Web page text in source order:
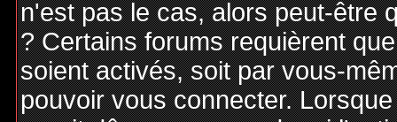
n'est pas le cas, alors peut-être
? Certains forums requièrent
soient activés, soit par vous-
pouvoir vous connecter.